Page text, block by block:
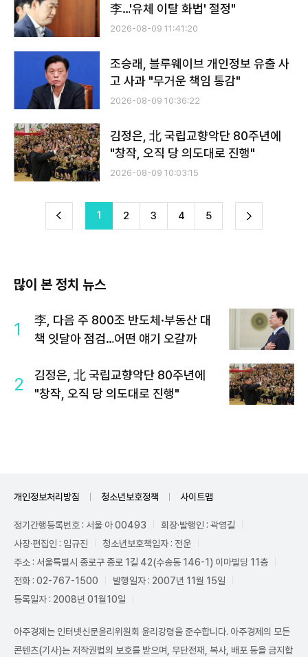
李…'유체 이탈 화법' 절정"
2026-08-09 11:41:20
조승래, 블루웨이브 개인정보 유출 사
고 사과 "무거운 책임 통감"
2026-08-09 10:36:22
김정은, 北 국립교향악단 80주년에
"창작, 오직 당 의도대로 진행"
2026-08-09 10:03:15
이
1
2 3 4 5 다
많이 본 정치 뉴스
1
李, 다음 주 800조 반도체·부동산 대
책 잇달아 점검…어떤 얘기 오갈까
2
김정은, 北 국립교향악단 80주년에
"창작, 오직 당 의도대로 진행"
개인정보처리방침 청소년보호정책 사이트맵
정기간행등록번호 : 서울 아 00493
회장·발행인 : 곽영길
사장·편집인 : 임규진
청소년보호책임자 : 전운
주소 : 서울특별시 종로구 종로 1길 42(수송동 146-1) 이마빌딩 11층
전화 : 02-767-1500
발행일자 : 2007년 11월 15일
등록일자 : 2008년 01월10일
아주경제는 인터넷신문윤리위원회 윤리강령을 준수합니다. 아주경제의 모든
콘텐츠(기사)는 저작권법의 보호를 받으며, 무단전재, 복사, 배포 등을 금지합